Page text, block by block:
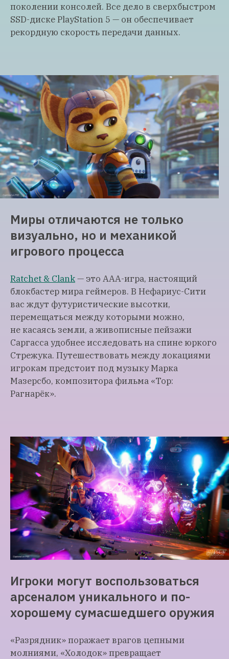
поколении консолей. Все дело в сверхбыстром
SSD-диске PlayStation 5 — он обеспечивает
рекордную скорость передачи данных.
Миры отличаются не только
визуально, но и механикой
игрового процесса
Ratchet & Clank— это ААА-игра, настоящий
блокбастер мира геймеров. В Нефариус-Сити
вас ждут футуристические высотки,
перемещаться между которыми можно,
не касаясь земли, а живописные пейзажи
Саргасса удобнее исследовать на спине юркого
Стрежука. Путешествовать между локациями
игрокам предстоит под музыку Марка
Мазерсбо, композитора фильма «Тор:
Рагнарёк».
Игроки могут воспользоваться
арсеналом уникального и по-
хорошему сумасшедшего оружия
«Разрядник» поражает врагов цепными
молниями, «Холодок» превращает